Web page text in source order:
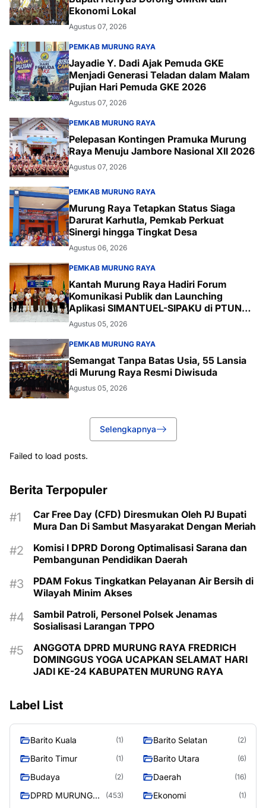
Ekonomi Lokal
Agustus 07, 2026
PEMKAB MURUNG RAYA
Jayadie Y. Dadi Ajak Pemuda GKE
Menjadi Generasi Teladan dalam Malam
Pujian Hari Pemuda GKE 2026
Agustus 07, 2026
PEMKAB MURUNG RAYA
Pelepasan Kontingen Pramuka Murung
Raya Menuju Jambore Nasional XII 2026
Agustus 07, 2026
PEMKAB MURUNG RAYA
Murung Raya Tetapkan Status Siaga
Darurat Karhutla, Pemkab Perkuat
Sinergi hingga Tingkat Desa
Agustus 06, 2026
PEMKAB MURUNG RAYA
Kantah Murung Raya Hadiri Forum
Komunikasi Publik dan Launching
Aplikasi SIMANTUEL-SIPAKU di PTUN
Palangka Raya
Agustus 05, 2026
PEMKAB MURUNG RAYA
Semangat Tanpa Batas Usia, 55 Lansia
di Murung Raya Resmi Diwisuda
Agustus 05, 2026
Selengkapnya
Failed to load posts.
Berita Terpopuler
Car Free Day (CFD) Diresmukan Oleh PJ Bupati
Mura Dan Di Sambut Masyarakat Dengan Meriah
Komisi I DPRD Dorong Optimalisasi Sarana dan
Pembangunan Pendidikan Daerah
PDAM Fokus Tingkatkan Pelayanan Air Bersih di
Wilayah Minim Akses
Sambil Patroli, Personel Polsek Jenamas
Sosialisasi Larangan TPPO
ANGGOTA DPRD MURUNG RAYA FREDRICH
DOMINGGUS YOGA UCAPKAN SELAMAT HARI
JADI KE-24 KABUPATEN MURUNG RAYA
Label List
Barito Kuala (1) Barito Selatan (2)
Barito Timur (1) Barito Utara (6)
Budaya (2) Daerah (16)
DPRD MURUNG
(453) Ekonomi (1)